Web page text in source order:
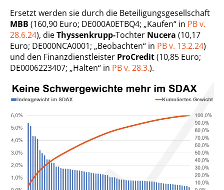
Ersetzt werden sie durch die Beteiligungsgesellschaft
MBB (160,90 Euro; DE000A0ETBQ4; „Kaufen“ in PB v.
28.6.24), dieThyssenkrupp-Tochter Nucera (10,17
Euro; DE000NCA0001; „Beobachten“ in PB v. 13.2.24)
und den Finanzdienstleister ProCredit(10,85 Euro;
DE0006223407; „Halten“ in PB v. 28.3.).